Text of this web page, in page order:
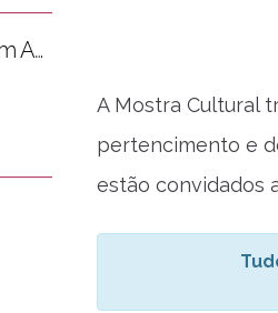
A Mostra Cultural
pertencimento e
estão convidados
Chorinho no Aquário com Amigos da Música e Mari Torres